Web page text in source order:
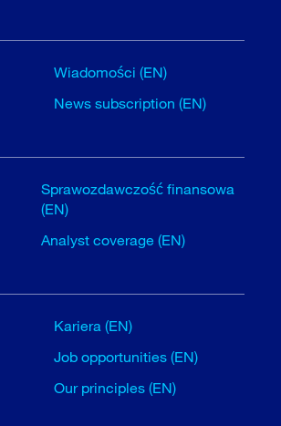
Wiadomości (EN)
News subscription (EN)
Sprawozdawczość finansowa
(EN)
Analyst coverage (EN)
Kariera (EN)
Job opportunities (EN)
Our principles (EN)